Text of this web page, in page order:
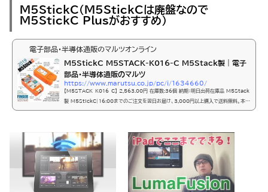
す。ジェスチャーにより、デバイスに触れるこ
M5StickC（M5StickCは廃盤なので
M5StickC Plusがおすすめ）
電子部品・半導体通販のマルツオンライン
M5StickC M5STACK-K016-C M5Stack製｜電子
部品・半導体通販のマルツ
https://www.marutsu.co.jp/pc/i/1634660/
【M5STACK-K016-C】 2,563.00円 在庫数:36個 納期：明日出荷在庫品 M5Stack
製 M5StickC|16:00までのご注文を翌日お届け、3,000円以上購入で送料無料。本体
とUSB Type-CケーブルのみのM5StickC M5StickCは、メインコントローラにESP